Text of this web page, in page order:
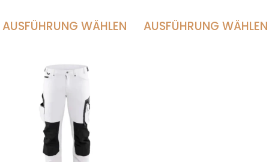
AUSFÜHRUNG WÄHLEN AUSFÜHRUNG WÄHLEN